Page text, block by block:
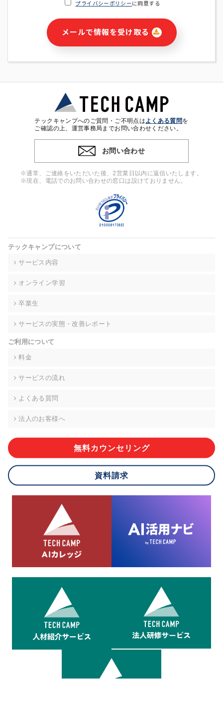
・ご請求された資料の送付のため
・本サービス及び本サービスに関連する情報(当社及び第三者の
サービス又は商品等の広告配信・宣伝を含みますが、それらに
・個人(法人の場合は担当者)を識別できない形式に加工した統
計情報の作成および利用
※上記の利用目的に基づいた本人への連絡及び配信について
4. 個人情報の第三者提供
ンをとるために、氏名等の一部の情報をサービス内で使用する
チャットツールで発信することにより、本サービスの他の利用
者等に提供することがあります。
当社は事業運営上、前項利用目的の範囲に限って個人情報を外
高い委託先を選定し、個人情報の適正管理・機密保持について
個人情報の開示等(利用目的の通知、開示、内容の訂正・追加・
て、下記の当社問合わせ窓口に申し出ることができます。その
的な期間内に対応いたします。ただし、申請が本人確認が不可
により、ご希望に添えない場合があります。 なお、アクセスロ
グなどの個人情報以外の情報については、原則として開示等は
株式会社div 個人情報問合せ窓口
メールアドレス:privacy_policy@di-v.co.jp
ご本人様が当社に個人情報を提供されるかどうかは任意による
応ができない場合があります。
8.cookieにより取得・分析した情報とその利用について
当社は第三者が運営するデータ・マネジメント・プラットフォ
ームからcookieにより収集されたウェブの閲覧機歴及びその分
析結果を取得し、これをお客様の個人データと結びつけた上
で、広告配信等の目的で利用いたします。
プライバシーポリシーに同意する
メールで情報を受け取る
テックキャンプへのご質問・ご不明点はよくある質問を
ご確認の上、運営事務局までお問い合わせください。
お問い合わせ
※通常、ご連絡をいただいた後、2営業日以内に返信いたします。
※現在、電話でのお問い合わせの窓口は設けておりません。
テックキャンプについて
サービス内容
オンライン学習
卒業生
サービスの実態・改善レポート
ご利用について
料金
サービスの流れ
よくある質問
法人のお客様へ
無料カウンセリング
資料請求